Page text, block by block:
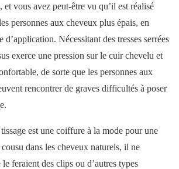
et vous avez peut-être vu qu’il est réalisé
personnes aux cheveux plus épais, en
d’application. Nécessitant des tresses serrées
exerce une pression sur le cuir chevelu et
de sorte que les personnes aux
rencontrer de graves difficultés à poser
est une coiffure à la mode pour une
dans les cheveux naturels, il ne
le feraient des clips ou d’autres types